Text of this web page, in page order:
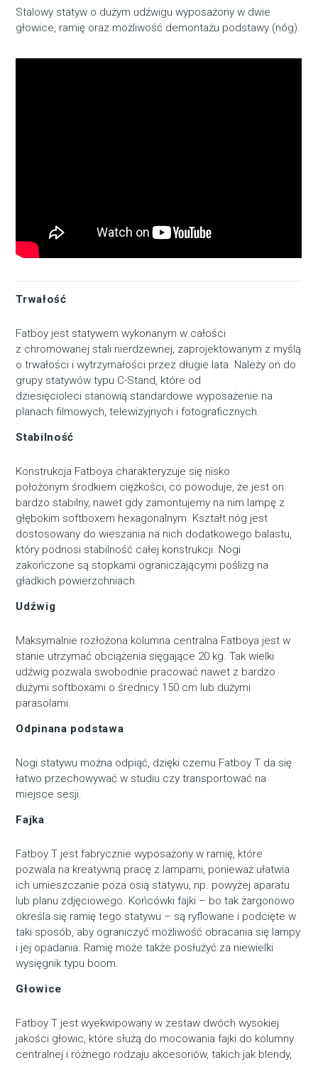
Stalowy statyw o dużym udźwigu wyposażony w dwie
głowice, ramię oraz możliwość demontażu podstawy (nóg).
Trwałość
Fatboy jest statywem wykonanym w całości
z chromowanej stali nierdzewnej, zaprojektowanym z myślą
o trwałości i wytrzymałości przez długie lata. Należy on do
grupy statywów typu C-Stand, które od
dziesięcioleci stanowią standardowe wyposażenie na
planach filmowych, telewizyjnych i fotograficznych.
Stabilność
Konstrukcja Fatboya charakteryzuje się nisko
położonym środkiem ciężkości, co powoduje, że jest on
bardzo stabilny, nawet gdy zamontujemy na nim lampę z
głębokim softboxem hexagonalnym. Kształt nóg jest
dostosowany do wieszania na nich dodatkowego balastu,
który podnosi stabilność całej konstrukcji. Nogi
zakończone są stopkami ograniczającymi poślizg na
gładkich powierzchniach.
Udźwig
Maksymalnie rozłożona kolumna centralna Fatboya jest w
stanie utrzymać obciążenia sięgające 20 kg. Tak wielki
udźwig pozwala swobodnie pracować nawet z bardzo
dużymi softboxami o średnicy 150 cm lub dużymi
parasolami.
Odpinana podstawa
Nogi statywu można odpiąć, dzięki czemu Fatboy T da się
łatwo przechowywać w studiu czy transportować na
miejsce sesji.
Fajka
Fatboy T jest fabrycznie wyposażony w ramię, które
pozwala na kreatywną pracę z lampami, ponieważ ułatwia
ich umieszczanie poza osią statywu, np. powyżej aparatu
lub planu zdjęciowego. Końcówki fajki – bo tak żargonowo
określa się ramię tego statywu – są ryflowane i podcięte w
taki sposób, aby ograniczyć możliwość obracania się lampy
i jej opadania. Ramię może także posłużyć za niewielki
wysięgnik typu boom.
Głowice
Fatboy T jest wyekwipowany w zestaw dwóch wysokiej
jakości głowic, które służą do mocowania fajki do kolumny
centralnej i różnego rodzaju akcesoriów, takich jak blendy,